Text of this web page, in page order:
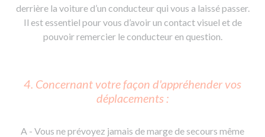
derrière la voiture d’un conducteur qui vous a laissé passer.
Il est essentiel pour vous d’avoir un contact visuel et de
pouvoir remercier le conducteur en question.
4. Concernant votre façon d'appréhender vos
déplacements :
A - Vous ne prévoyez jamais de marge de secours même